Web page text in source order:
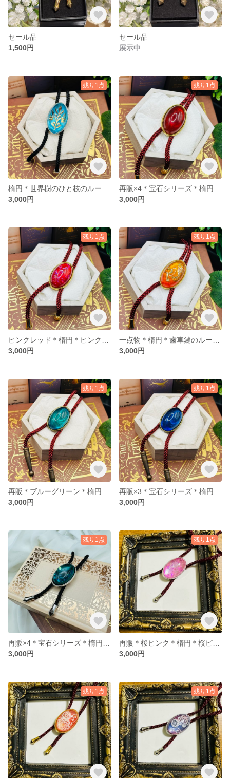
セール品
1,500円
セール品
展示中
残り1点
3,000円
残り1点
3,000円
残り1点
3,000円
残り1点
3,000円
残り1点
3,000円
残り1点
3,000円
残り1点
3,000円
残り1点
3,000円
残り1点 残り1点